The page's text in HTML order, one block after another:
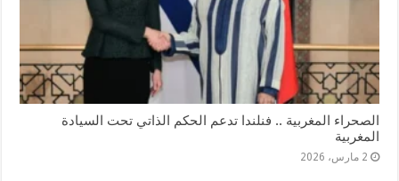
الصحراء المغربية .. فنلندا تدعم الحكم الذاتي تحت السيادة
المغربية
2 مارس، 2026